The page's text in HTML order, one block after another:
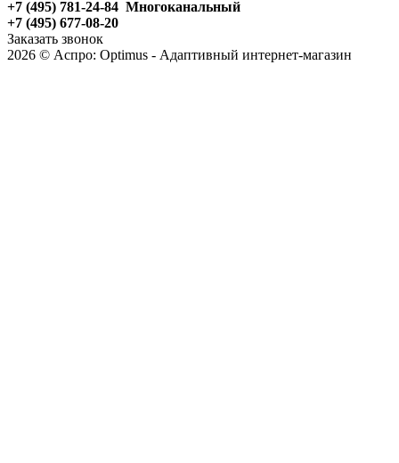
+7 (495) 781-24-84 Многоканальный
+7 (495) 677-08-20
Заказать звонок
2026 © Аспро: Optimus - Адаптивный интернет-магазин